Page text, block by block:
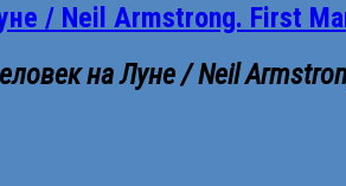
/ Neil Armstrong. First
на Луне / Neil